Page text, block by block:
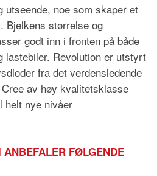
noe som skaper et
Bjelkens størrelse og
godt inn i fronten på både
lastebiler. Revolution er utstyrt
fra det verdensledende
av høy kvalitetsklasse
helt nye nivåer
ANBEFALER FØLGENDE